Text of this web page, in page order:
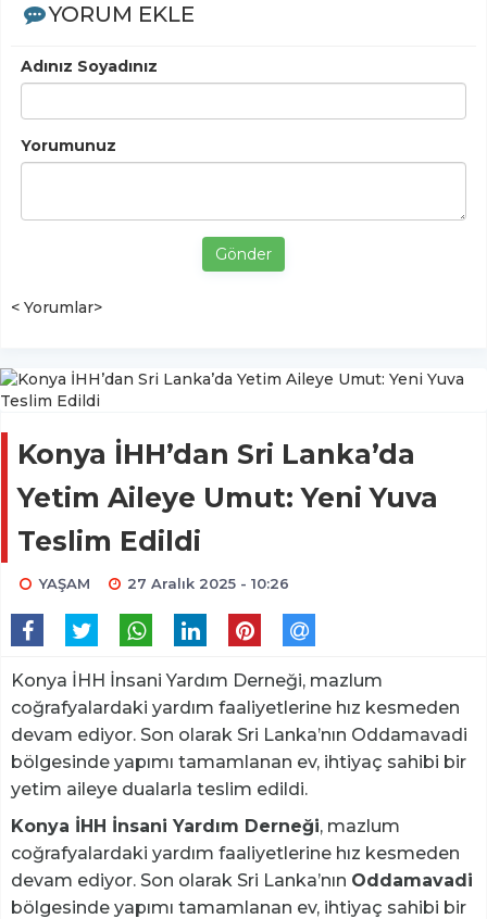
YORUM EKLE
Adınız Soyadınız
Yorumunuz
Gönder
< Yorumlar>
Konya İHH’dan Sri Lanka’da
Yetim Aileye Umut: Yeni Yuva
Teslim Edildi
YAŞAM 27 Aralık 2025 - 10:26
Konya İHH İnsani Yardım Derneği, mazlum
coğrafyalardaki yardım faaliyetlerine hız kesmeden
devam ediyor. Son olarak Sri Lanka’nın Oddamavadi
bölgesinde yapımı tamamlanan ev, ihtiyaç sahibi bir
yetim aileye dualarla teslim edildi.
Konya İHH İnsani Yardım Derneği, mazlum
coğrafyalardaki yardım faaliyetlerine hız kesmeden
devam ediyor. Son olarak Sri Lanka’nın Oddamavadi
bölgesinde yapımı tamamlanan ev, ihtiyaç sahibi bir